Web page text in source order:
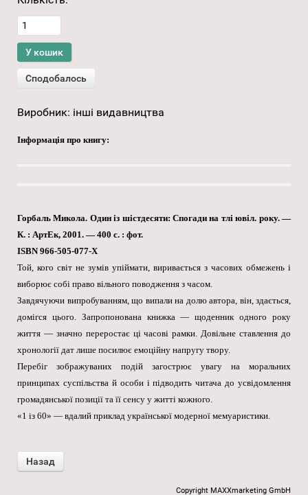
Виробник: інші видавництва
Інформація про книгу:
Горбаль Микола. Один із шістдесяти: Спогади на тлі ювіл. року. —
К. : АртЕк, 2001. — 400 с. : фот.
ISBN 966-505-077-Х
Той, кого світ не зумів упіймати, виривається з часових обмежень і
виборює собі право вільного поводження з часом.
Завдячуючи випробуванням, що випали на долю автора, він, здається,
домігся цього. Запропонована книжка — щоденник одного року
життя — значно переростає ці часові рамки. Довільне ставлення до
хронології дат лише посилює емоційну напругу твору.
Перебіг зображуваних подій загострює увагу на моральних
принципах суспільства й особи і підводить читача до усвідомлення
громадянської позиції та її сенсу у житті кожного.
«1 із 60» — вдалий приклад української модерної мемуаристики.
Copyright MAXXmarketing GmbH